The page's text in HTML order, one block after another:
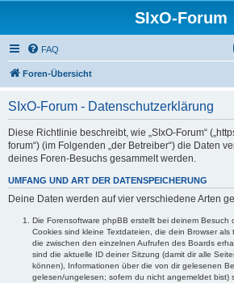
SIxO-Forum
FAQ
Foren-Übersicht
SIxO-Forum - Datenschutzerklärung
Diese Richtlinie beschreibt, wie „SIxO-Forum“
forum“) (im Folgenden „der Betreiber“) die Daten
deines Foren-Besuchs gesammelt werden.
UMFANG UND ART DER DATENSPEICHERUNG
Deine Daten werden auf vier verschiedene Arten
Die Forensoftware phpBB erstellt bei deinem Besuch
Cookies sind kleine Textdateien, die dein Browser
die zwischen den einzelnen Aufrufen des Boards
sind die aktuelle ID deiner Sitzung (damit dir alle
können), Informationen über die von dir gelesenen
gelesen/ungelesen; sofern du nicht angemeldet bist)